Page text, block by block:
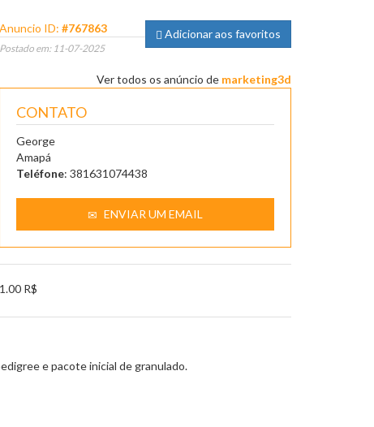
Anuncio ID: #767863
Postado em: 11-07-2025
Adicionar aos favoritos
Ver todos os anúncio de marketing3d
CONTATO
George
Amapá
Teléfone: 381631074438
ENVIAR UM EMAIL
1.00 R$
e pacote inicial de granulado.